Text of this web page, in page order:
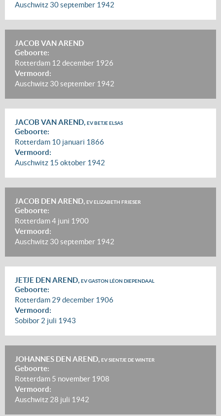
Auschwitz 30 september 1942
JACOB VAN AREND
Geboorte:
Rotterdam 12 december 1926
Vermoord:
Auschwitz 30 september 1942
JACOB VAN AREND, EV BETJE ELSAS
Geboorte:
Rotterdam 10 januari 1866
Vermoord:
Auschwitz 15 oktober 1942
JACOB DEN AREND, EV ELIZABETH FRIESER
Geboorte:
Rotterdam4 juni 1900
Vermoord:
Auschwitz 30 september 1942
JETJE DEN AREND, EV GASTON LÉON DIEPENDAAL
Geboorte:
Rotterdam 29 december 1906
Vermoord:
Sobibor 2 juli 1943
JOHANNES DEN AREND, EV SIENTJE DE WINTER
Geboorte:
Rotterdam 5 november 1908
Vermoord:
Auschwitz 28 juli 1942